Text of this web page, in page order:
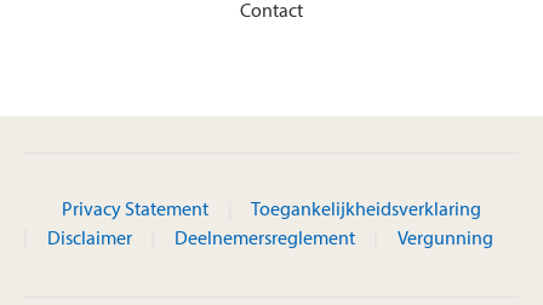
Contact
Privacy Statement
Toegankelijkheidsverklaring
Disclaimer
Deelnemersreglement Vergunning